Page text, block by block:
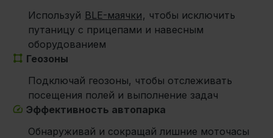
Используй BLE-маячки , чтобы исключить
путаницу с прицепами и навесным
оборудованием
Геозоны
Подключай геозоны, чтобы отслеживать
посещения полей и выполнение задач
Эффективность автопарка
Обнаруживай и сокращай лишние моточасы